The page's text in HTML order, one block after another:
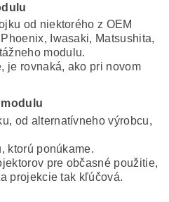
od niektorého z OEM
Iwasaki, Matsushita,
modulu.
je rovnaká, ako pri novom
od alternatívneho výrobcu,
ktorú ponúkame.
pre občasné použitie,
projekcie tak kľúčová.